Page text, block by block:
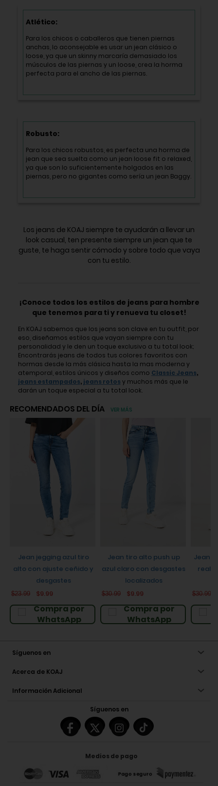
Atlético:
Para los chicos o caballeros que tienen piernas
anchas, lo aconsejable es usar un jean clásico o
loose, ya que un skinny marcaría demasiado los
músculos de las piernas y un loose, crea la horma
perfecta para el ancho de las piernas.
Robusto:
Para los chicos robustos, es perfecta una horma de
jean que sea suelta como un jean loose fit o relaxed,
ya que son lo suficientemente holgados en las
piernas, pero no gigantes como sería un jean Baggy.
Los jeans de KOAJ siempre te ayudarán a llevar un
look casual, ten presente siempre un jean que te
guste, te haga sentir cómodo y sobre todo que vaya
con tu estilo.
¡Conoce todos los estilos de jeans para hombre
que tenemos para ti y renueva tu closet!
En KOAJ sabemos que los jeans son clave en tu outfit, por
eso, diseñamos estilos que vayan siempre con tu
personalidad y le den un toque exclusivo a tu total look;
Encontrarás jeans de todos tus colores favoritos con
hormas desde la más clásica hasta la mas moderna y
atemporal, estilos únicos y diseños como Classic Jeans,
jeans estampados, jeans rotos y muchos más que le
darán un toque especial a tu total look.
RECOMENDADOS DEL DÍA VER MÁS
jean jegging azul tiro
alto con ajuste ceñido y
desgastes
$23.99 $9.99
Compra por
WhatsApp
jean tiro alto push up
azul claro con desgastes
localizados
$30.99 $9.99
Compra por
WhatsApp
jean push up negro con
$30.99
Síguenos en
Acerca de KOAJ
Información Adicional
Síguenos en
Medios de pago